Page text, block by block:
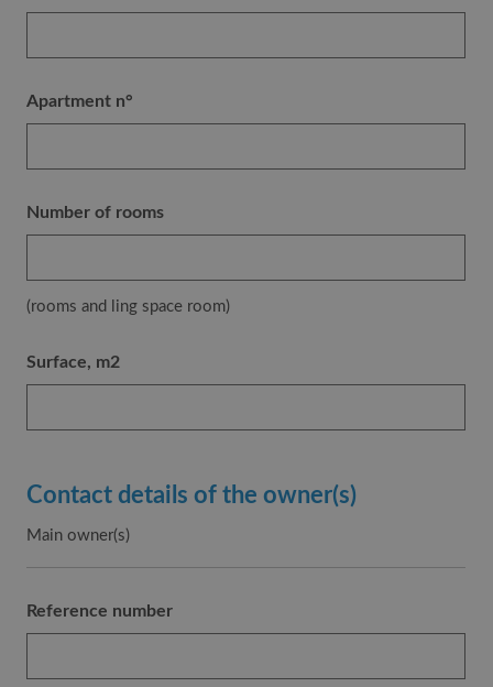
Apartment n°
Number of rooms
(rooms and ling space room)
Surface, m2
Contact details of the owner(s)
Main owner(s)
Reference number